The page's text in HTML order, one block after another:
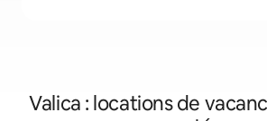
Valica : locations de